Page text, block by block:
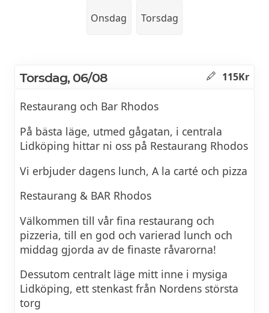
Onsdag Torsdag
Torsdag, 06/08 115Kr
Restaurang och Bar Rhodos
På bästa läge, utmed gågatan, i centrala
Lidköping hittar ni oss på Restaurang Rhodos
Vi erbjuder dagens lunch, A la carté och pizza
Restaurang & BAR Rhodos
Välkommen till vår fina restaurang och
pizzeria, till en god och varierad lunch och
middag gjorda av de finaste råvarorna!
Dessutom centralt läge mitt inne i mysiga
Lidköping, ett stenkast från Nordens största
torg